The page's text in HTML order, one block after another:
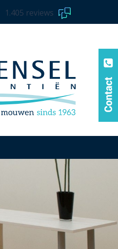
1.405 reviews